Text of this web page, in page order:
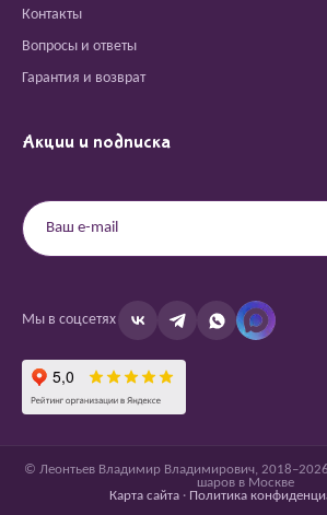
Контакты
Вопросы и ответы
Гарантия и возврат
Акции и подписка
Мы в соцсетях
© Леонтьев Владимир Владимирович,
шаров в Москве
Карта сайта· Политика